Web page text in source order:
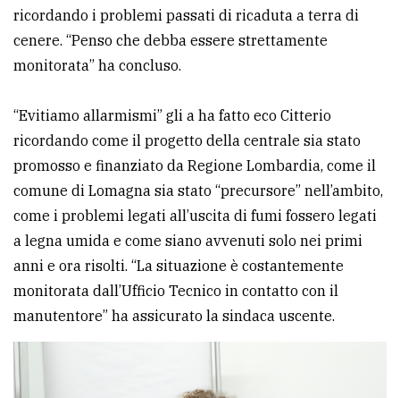
ricordando i problemi passati di ricaduta a terra di
cenere. “Penso che debba essere strettamente
monitorata” ha concluso.
“Evitiamo allarmismi” gli a ha fatto eco Citterio
ricordando come il progetto della centrale sia stato
promosso e finanziato da Regione Lombardia, come il
comune di Lomagna sia stato “precursore” nell’ambito,
come i problemi legati all’uscita di fumi fossero legati
a legna umida e come siano avvenuti solo nei primi
anni e ora risolti. “La situazione è costantemente
monitorata dall’Ufficio Tecnico in contatto con il
manutentore” ha assicurato la sindaca uscente.